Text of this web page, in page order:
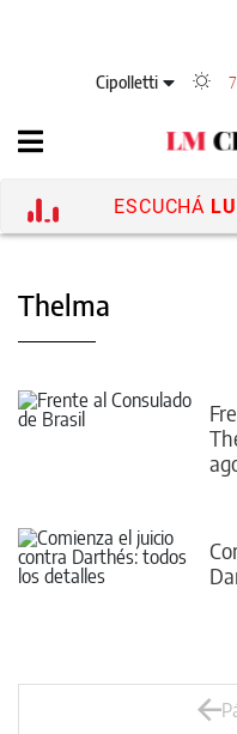
Cipolletti
ESCUCHÁ
Thelma